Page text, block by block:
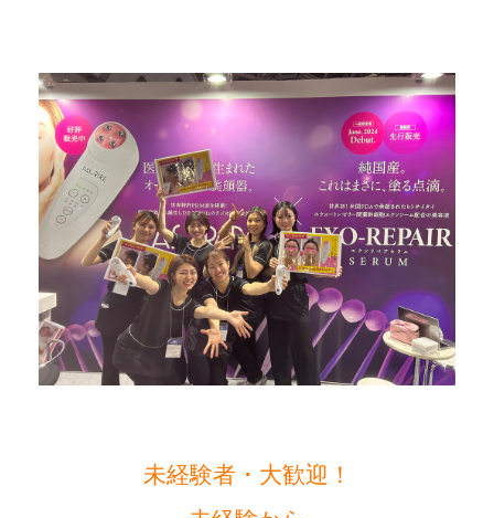
未経験者・大歓迎！